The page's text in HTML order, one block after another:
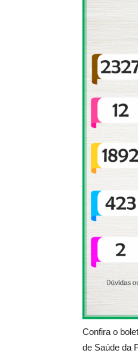
Confira o
de Saúde da